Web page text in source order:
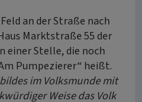
an der Straße nach
Marktstraße 55 der
einer Stelle, die noch
Pumpezierer“ heißt.
im Volksmunde mit
Weise das Volk